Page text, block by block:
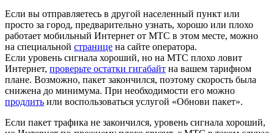
Если вы отправляетесь в другой населенный пункт или
просто за город, предварительно узнать, хорошо или плохо
работает мобильный Интернет от МТС в этом месте, можно
на специальной странице на сайте оператора.
Если уровень сигнала хороший, но на МТС плохо ловит
Интернет, проверьте остатки гигабайт на вашем тарифном
плане. Возможно, пакет закончился, поэтому скорость была
снижена до минимума. При необходимости его можно
продлить или воспользоваться услугой «Обнови пакет».
Если пакет трафика не закончился, уровень сигнала хороший,